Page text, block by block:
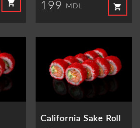
shopping_cart 199 MDL shopping_cart
California Sake Roll